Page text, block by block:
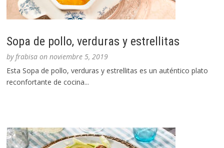
Sopa de pollo, verduras y estrellitas
byfrabisa onnoviembre 5, 2019
Esta Sopa de pollo, verduras y estrellitas es un auténtico plato
reconfortante de cocina...